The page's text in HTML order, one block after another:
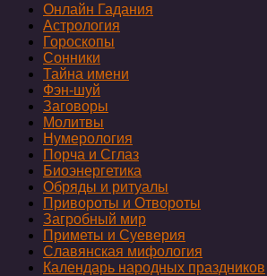
Онлайн Гадания
Астрология
Гороскопы
Сонники
Тайна имени
Фэн-шуй
Заговоры
Молитвы
Нумерология
Порча и Сглаз
Биоэнергетика
Обряды и ритуалы
Привороты и Отвороты
Загробный мир
Приметы и Суеверия
Славянская мифология
Календарь народных праздников